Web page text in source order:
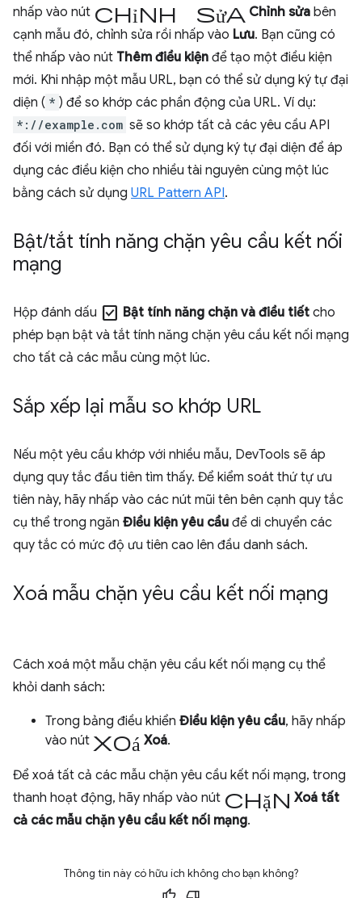
nhấp vào nút chỉnh sửa Chỉnh sửa bên
cạnh mẫu đó, chỉnh sửa rồi nhấp vào Lưu. Bạn cũng có
thể nhấp vào nút Thêm điều kiện để tạo một điều kiện
mới. Khi nhập một mẫu URL, bạn có thể sử dụng ký tự đại
diện ( * ) để so khớp các phần động của URL. Ví dụ:
*://example.com sẽ so khớp tất cả các yêu cầu API
đối với miền đó. Bạn có thể sử dụng ký tự đại diện để áp
dụng các điều kiện cho nhiều tài nguyên cùng một lúc
bằng cách sử dụng URL Pattern API.
Bật/tắt tính năng chặn yêu cầu kết nối
mạng
Hộp đánh dấu check_box Bật tính năng chặn và điều tiết cho
phép bạn bật và tắt tính năng chặn yêu cầu kết nối mạng
cho tất cả các mẫu cùng một lúc.
Sắp xếp lại mẫu so khớp URL
Nếu một yêu cầu khớp với nhiều mẫu, DevTools sẽ áp
dụng quy tắc đầu tiên tìm thấy. Để kiểm soát thứ tự ưu
tiên này, hãy nhấp vào các nút mũi tên bên cạnh quy tắc
cụ thể trong ngăn Điều kiện yêu cầu để di chuyển các
quy tắc có mức độ ưu tiên cao lên đầu danh sách.
Xoá mẫu chặn yêu cầu kết nối mạng
Cách xoá một mẫu chặn yêu cầu kết nối mạng cụ thể
khỏi danh sách:
Trong bảng điều khiển Điều kiện yêu cầu, hãy nhấp
vào nút xoá Xoá.
Để xoá tất cả các mẫu chặn yêu cầu kết nối mạng, trong
thanh hoạt động, hãy nhấp vào nút chặn Xoá tất
cả các mẫu chặn yêu cầu kết nối mạng.
Thông tin này có hữu ích không cho bạn không?